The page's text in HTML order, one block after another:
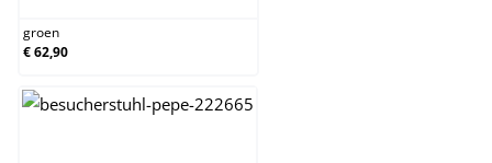
groen
€ 62,90